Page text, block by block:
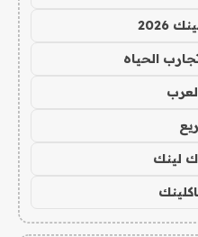
2026
الحياه
لينك